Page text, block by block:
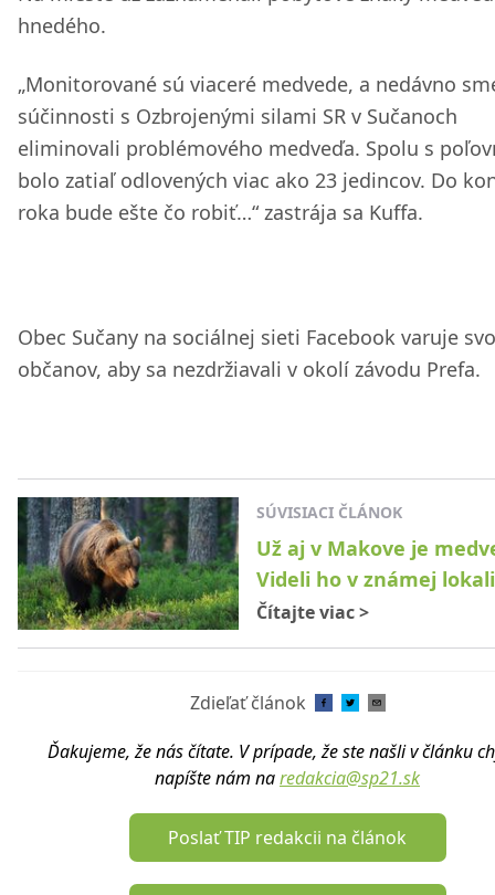
hnedého.
„Monitorované sú viaceré medvede, a nedávno
súčinnosti s Ozbrojenými silami SR v Sučanoch
eliminovali problémového medveďa. Spolu s
bolo zatiaľ odlovených viac ako 23 jedincov. Do
roka bude ešte čo robiť…“ zastrája sa Kuffa.
Obec Sučany na sociálnej sieti Facebook varuje
občanov, aby sa nezdržiavali v okolí závodu Prefa.
SÚVISIACI ČLÁNOK
Už aj v Makove je
Videli ho v známej
Čítajte viac>
Zdieľať článok
Ďakujeme, že nás čítate. V prípade, že ste našli v článku
napíšte nám naredakcia@sp21.sk
Poslať TIP redakcii na článok